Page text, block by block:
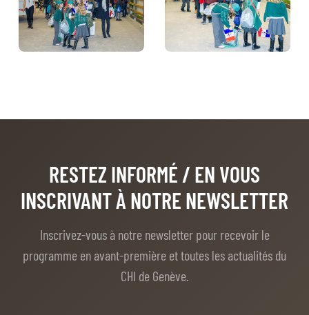
RESTEZ INFORMÉ / EN VOUS
INSCRIVANT À NOTRE NEWSLETTER
Inscrivez-vous à notre newsletter pour recevoir le
programme en avant-première et toutes les actualités du
CHI de Genève.